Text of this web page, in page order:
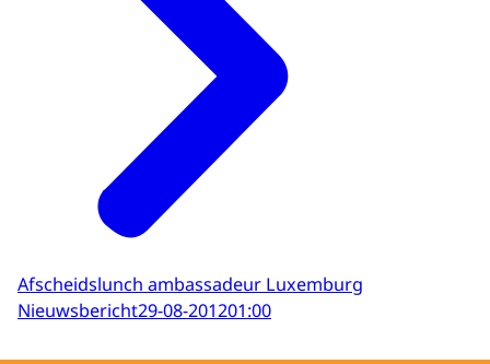
Afscheidslunch ambassadeur Luxemburg
Nieuwsbericht29-08-201201:00